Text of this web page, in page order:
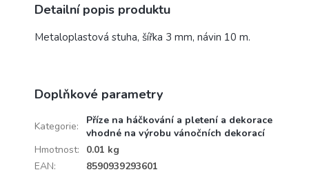
Detailní popis produktu
Metaloplastová stuha, šířka 3 mm, návin 10 m.
Doplňkové parametry
Kategorie:
Příze na háčkování a pletení a dekorace
vhodné na výrobu vánočních dekorací
Hmotnost:
0.01 kg
EAN: 8590939293601